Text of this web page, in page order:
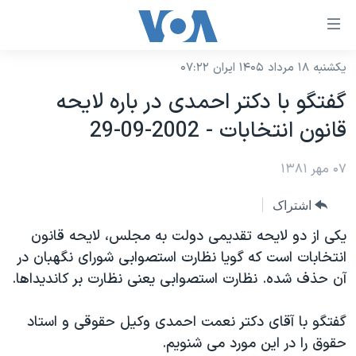
لینکهای
دسترسی
جهش
به
محتوای
اصلی
جهش
صفحه
اصلی
جهش
به
جستجو
نسخه سبک وب‌سایت
موضوع ها
ایران
آمریکا
جهان
ورزشی
گزیده‌ها
ویژه برنامه‌ها
ویدیوها
برنامه های تلویزیونی
جدول برنامه ها
صفحه‌های ویژه
جام جهانی ۲۰۲۶
عملیات خشم حماسی
۲۵۰سالگی آمریکا
بایگانی برنامه‌های تلویزیونی
فرکانس‌های صدای آمریکا
پخش رادیویی
یادگیری زبان انگلیسی
یکشنبه ۱۸ مرداد ۱۴۰۵ ایران ۰۷:۲۲
گفتگو با دکتر احمدی در باره لايحه
قانون انتخابات - 2002-09-29
۰۷ مهر ۱۳۸۱
اشتراک
يکی از دو لايحه تقديمی دولت به مجلس، لايحه قانون
انتخابات است که گويا نظارت استصوابی شورای نگهبان در
آن حذف شده. نظارت استصوابی يعنی نظارت بر کانديداها.
گفتگو با آقای دکتر نعمت احمدی وکيل حقوقی و استاد
حقوق را در اين مورد می شنويم.